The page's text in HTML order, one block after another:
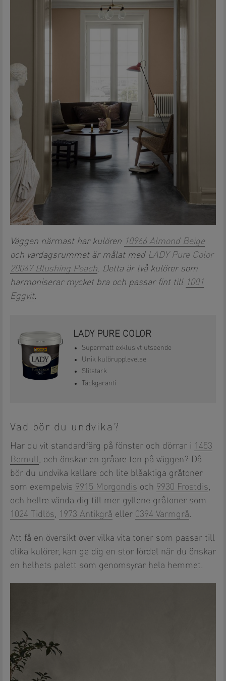
Väggen närmast har kulören 10966 Almond Beige
och vardagsrummet är målat med LADY Pure Color
20047 Blushing Peach. Detta är två kulörer som
harmoniserar mycket bra och passar fint till 1001
Eggvit.
LADY PURE COLOR
Supermatt exklusivt utseende
Unik kulörupplevelse
Slitstark
Täckgaranti
Vad bör du undvika?
Har du vit standardfärg på fönster och dörrar i 1453
Bomull, och önskar en gråare ton på väggen? Då
bör du undvika kallare och lite blåaktiga gråtoner
som exempelvis 9915 Morgondis och 9930 Frostdis,
och hellre vända dig till mer gyllene gråtoner som
1024 Tidlös, 1973 Antikgrå eller 0394 Varmgrå.
Att få en översikt över vilka vita toner som passar till
olika kulörer, kan ge dig en stor fördel när du önskar
en helhets palett som genomsyrar hela hemmet.